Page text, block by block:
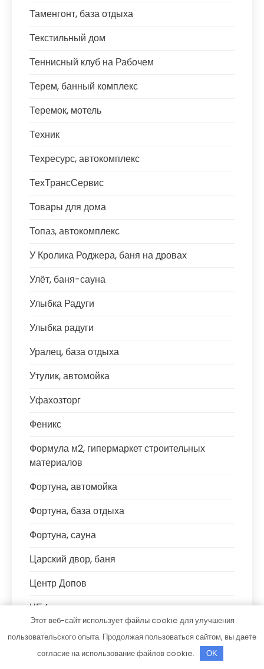
Таменгонт, база отдыха
Текстильный дом
Теннисный клуб на Рабочем
Терем, банный комплекс
Теремок, мотель
Техник
Техресурс, автокомплекс
ТехТрансСервис
Товары для дома
Топаз, автокомплекс
У Кролика Роджера, баня на дровах
Улёт, баня-сауна
Улыбка Радуги
Улыбка радуги
Уралец, база отдыха
Утулик, автомойка
Уфахозторг
Феникс
Формула м2, гипермаркет строительных
материалов
Фортуна, автомойка
Фортуна, база отдыха
Фортуна, сауна
Царский двор, баня
Центр Допов
ЧЕ4, сауна
Шале, банный комплекс
Этот веб-сайт использует файлы cookie для улучшения
пользовательского опыта. Продолжая пользоваться сайтом, вы даете
согласие на использование файлов cookie.
OK